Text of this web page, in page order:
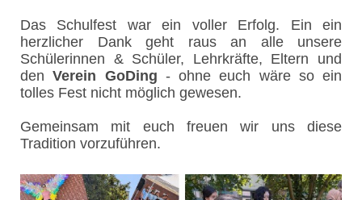
Das Schulfest war ein voller Erfolg. Ein ein
herzlicher Dank geht raus an alle unsere
Schülerinnen & Schüler, Lehrkräfte, Eltern und
denVerein GoDing - ohne euch wäre so ein
tolles Fest nicht möglich gewesen.
Gemeinsam mit euch freuen wir uns diese
Tradition vorzuführen.